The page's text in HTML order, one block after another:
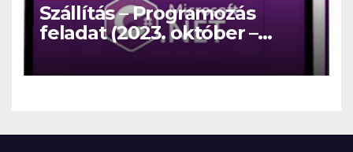
Szállítás – Programozás
feladat (2023. október –